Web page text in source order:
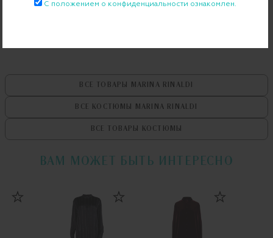
ВСЕ ТОВАРЫ MARINA RINALDI
ВСЕ КОСТЮМЫ MARINA RINALDI
ВСЕ ТОВАРЫ КОСТЮМЫ
ВАМ МОЖЕТ БЫТЬ ИНТЕРЕСНО
С положением о конфиденциальности ознакомлен.